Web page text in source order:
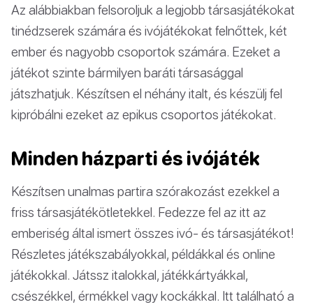
Az alábbiakban felsoroljuk a legjobb társasjátékokat
tinédzserek számára és ivójátékokat felnőttek, két
ember és nagyobb csoportok számára. Ezeket a
játékot szinte bármilyen baráti társasággal
játszhatjuk. Készítsen el néhány italt, és készülj fel
kipróbálni ezeket az epikus csoportos játékokat.
Minden házparti és ivójáték
Készítsen unalmas partira szórakozást ezekkel a
friss társasjátékötletekkel. Fedezze fel az itt az
emberiség által ismert összes ivó- és társasjátékot!
Részletes játékszabályokkal, példákkal és online
játékokkal. Játssz italokkal, játékkártyákkal,
csészékkel, érmékkel vagy kockákkal. Itt található a